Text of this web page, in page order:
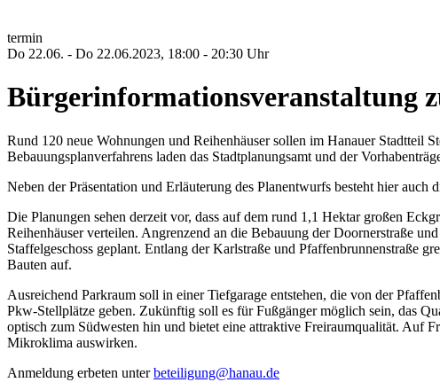
termin
Do 22.06. - Do 22.06.2023, 18:00 - 20:30 Uhr
Bürgerinformationsveranstaltung
Rund 120 neue Wohnungen und Reihenhäuser sollen im Hanauer Stadtteil
Bebauungsplanverfahrens laden das Stadtplanungsamt und der
Neben der Präsentation und Erläuterung des Planentwurfs besteht hier auch
Die Planungen sehen derzeit vor, dass auf dem rund 1,1 Hektar großen
Reihenhäuser verteilen. Angrenzend an die Bebauung der Doornerstraße
Staffelgeschoss geplant. Entlang der Karlstraße und Pfaffenbrunnenstraße
Bauten auf.
Ausreichend Parkraum soll in einer Tiefgarage entstehen, die von der
Pkw-Stellplätze geben. Zukünftig soll es für Fußgänger möglich sein, das
optisch zum Südwesten hin und bietet eine attraktive Freiraumqualität. Auf
Mikroklima auswirken.
Anmeldung erbeten unterbeteiligung@hanau.de